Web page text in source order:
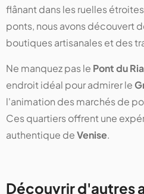
flânant dans les ruelles
ponts, nous avons découvert
boutiques artisanales et des
Ne manquez pas le Pont du
endroit idéal pour admirer le
l'animation des marchés de
Ces quartiers offrent une
authentique deVenise.
Découvrir d'autres